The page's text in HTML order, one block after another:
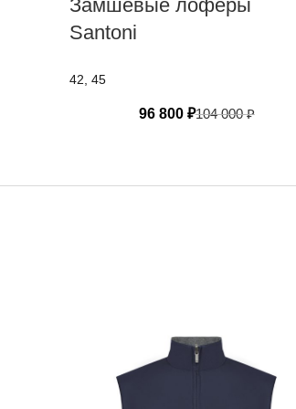
Замшевые лоферы
Santoni
42, 45
104 000₽
96 800 ₽